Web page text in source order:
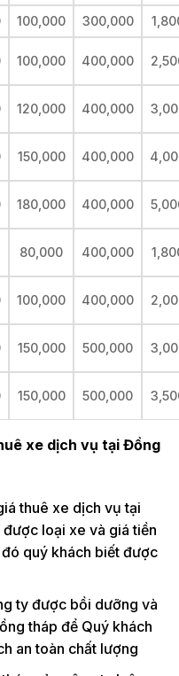
100,000 300,000
100,000 400,000
120,000 400,000
150,000 400,000
180,000 400,000
80,000 400,000
100,000 400,000
150,000 500,000
150,000 500,000
xe dịch vụ tại Đồng
thuê xe dịch vụ tại
loại xe và giá tiền
quý khách biết được
ty được bồi dưỡng và
tháp để Quý khách
an toàn chất lượng